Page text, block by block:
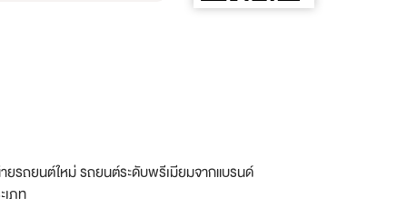
ยรถยนต์ใหม่ รถยนต์ระดับพรีเมียมจากแบรนด์
ภท